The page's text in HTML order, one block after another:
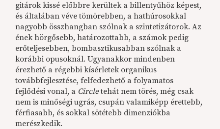
gitárok kissé előbbre kerültek a billentyűhöz képest,
és általában véve tömörebben, a hathúrosokkal
nagyobb összhangban szólnak a szintetizátorok. Az
ének hörgősebb, határozottabb, a számok pedig
erőteljesebben, bombasztikusabban szólnak a
korábbi opusoknál. Ugyanakkor mindenben
érezhető a régebbi kísérletek organikus
továbbfejlesztése, felfedezhető a folyamatos
fejlődési vonal, a Circletehát nem törés, még csak
nem is minőségi ugrás, csupán valamiképp érettebb,
férfiasabb, és sokkal sötétebb dimenziókba
merészkedik.